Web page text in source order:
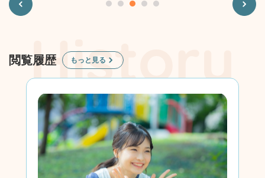
Previous Next
閲覧履歴 もっと見る